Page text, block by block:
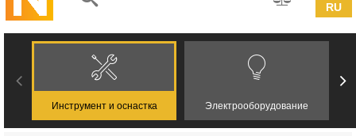
RU
Инструмент и оснастка Электрооборудование